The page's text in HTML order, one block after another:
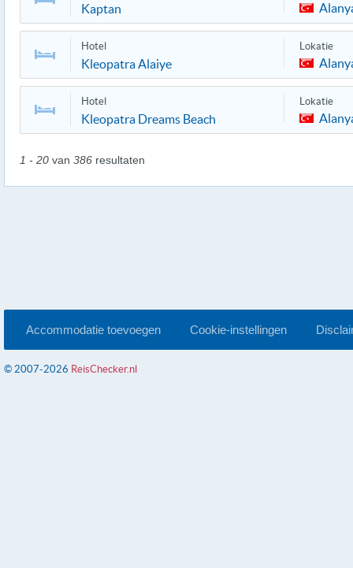
Kaptan
Hotel
Kleopatra Alaiye
Lokatie
Hotel
Kleopatra Dreams Beach
Lokatie
1 - 20 van 386 resultaten
Accommodatie toevoegen Cookie-instellingen
© 2007-2026 ReisChecker.nl